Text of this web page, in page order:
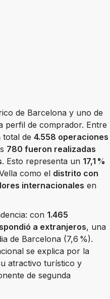
de Barcelona y uno de
perfil de comprador. Entre
de 4.558 operaciones
780 fueron realizadas
. Esto representa un 17,1 %
como el distrito con
internacionales en
con 1.465
a extranjeros, una
de Barcelona (7,6 %).
se explica por la
atractivo turístico y
de segunda